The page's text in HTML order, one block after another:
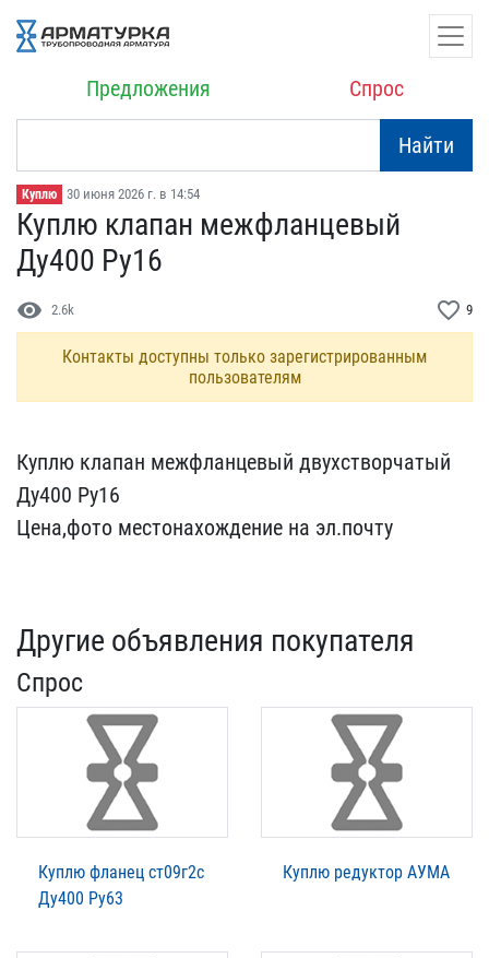
Предложения Спрос
Найти
Куплю 30 июня 2026 г. в 14:54
Куплю клапан межфланцевы​й
Ду400 Ру16
visibility 2.6k favorite_border 9
Контакты доступны только зарегистрированным
пользователям
Куплю клапан межфланцевы​й двухстворчатый
Ду400 Р​у16
Цена,фото местонахож​дение на эл.почту
Другие объявления покупателя
Спрос
Куплю фланец ст09г2с
Ду400 Ру63
Куплю редуктор АУМА